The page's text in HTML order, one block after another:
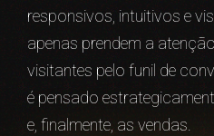
responsivos, intuitivos e
apenas prendem a
visitantes pelo funil de
é pensado
e, finalmente, as vendas.